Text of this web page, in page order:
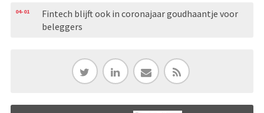
04-01
Fintech blijft ook in coronajaar goudhaantje voor
beleggers